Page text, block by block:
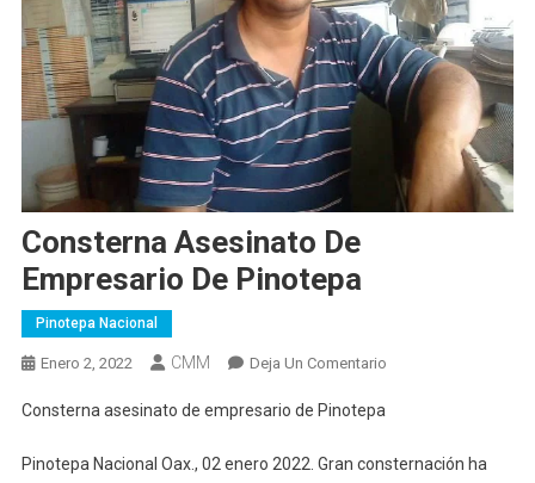
Consterna Asesinato De
Empresario De Pinotepa
Pinotepa Nacional
Enero 2, 2022 CMM Deja Un ComentarioEn
Asesinato
Empresario
Consterna asesinato de empresario de Pinotepa
Pinotepa Nacional Oax., 02 enero 2022. Gran consternación ha